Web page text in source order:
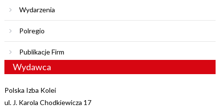
Wydarzenia
Polregio
Publikacje Firm
Wydawca
Polska Izba Kolei
ul. J. Karola Chodkiewicza 17